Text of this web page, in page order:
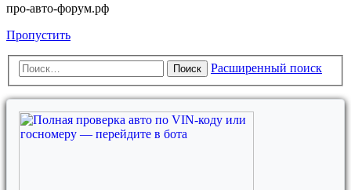
про-авто-форум.рф
Пропустить
Поиск Расширенный поиск